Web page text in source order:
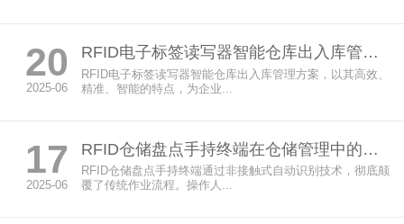
20
2025-06
RFID电子标签读写器智能仓库出入库管理方案
RFID电子标签读写器智能仓库出入库管理方案，以其高效、
精准、智能的特点，为企业...
17
2025-06
RFID仓储盘点手持终端在仓储管理中的高效应用
RFID仓储盘点手持终端通过非接触式自动识别技术，彻底颠
覆了传统作业流程。操作人...